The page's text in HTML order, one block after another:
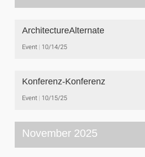
ArchitectureAlternate
Event 10/14/25
Konferenz-Konferenz
Event 10/15/25
November 2025